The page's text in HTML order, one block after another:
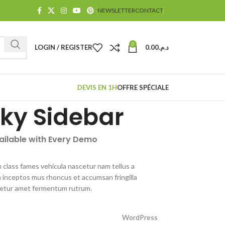
NEWSLETTERCONTACT
LOGIN / REGISTER 0 د.م.0.00
DEVIS EN 1HOFFRE SPÉCIALE
Sidebar
with Every Demo
class fames vehicula nascetur nam tellus a
mus rhoncus et accumsan fringilla
amet fermentum rutrum.
WordPress